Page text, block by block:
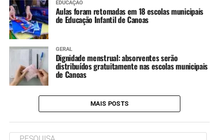
EDUCAÇÃO
Aulas foram retomadas em 18 escolas municipais
de Educação Infantil de Canoas
GERAL
Dignidade menstrual: absorventes serão
distribuídos gratuitamente nas escolas municipais
de Canoas
MAIS POSTS